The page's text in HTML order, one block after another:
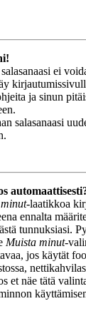
ei
ja sinun
salasanaasi
-laatikkoa
ennalta
tunnuksiasi.
Muista minut-
jos käytät
et näe tätä